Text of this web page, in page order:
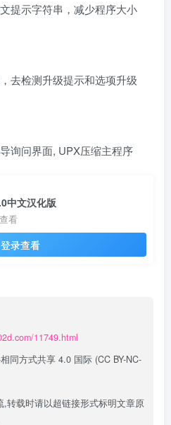
提示字符串，减少程序大小
去检测升级提示和选项升级
询问界面, UPX压缩主程序
中文汉化版
看
登录查看
11749.html
同方式共享 4.0 国际 (CC BY-NC-
转载时请以超链接形式标明文章原